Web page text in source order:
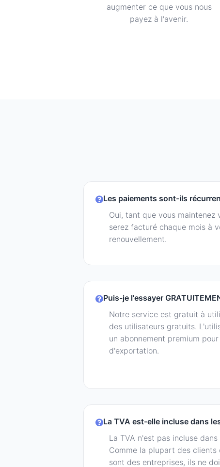
augmenter ce que vous nous
payez à l'avenir.
Les paiements sont-ils
Oui, tant que vous maintenez
serez facturé chaque mois à
renouvellement.
Puis-je l'essayer
Notre service est gratuit à
des utilisateurs gratuits.
un abonnement premium
d'exportation.
La TVA est-elle incluse dans
La TVA n'est pas incluse
Comme la plupart des clients
sont des entreprises, ils ne